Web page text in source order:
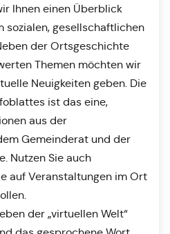
Ihnen einen Überblick
sozialen, gesellschaftlichen
der Ortsgeschichte
Themen möchten wir
Neuigkeiten geben. Die
ist das eine,
aus der
Gemeinderat und der
Nutzen Sie auch
auf Veranstaltungen im Ort
der „virtuellen Welt“